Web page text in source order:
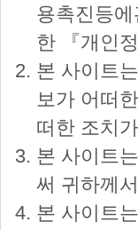
용촉진등
한 『개인
본 사이트
보가 어떠
떠한 조치
본 사이트
써 귀하께
본 사이트